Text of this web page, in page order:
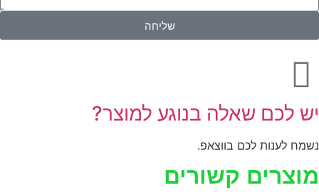
שליחה
יש לכם שאלה בנוגע למוצר?
נשמח לענות לכם בווצאפ.
מוצרים קשורים